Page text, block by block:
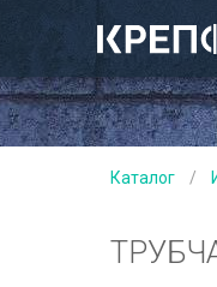
Каталог /